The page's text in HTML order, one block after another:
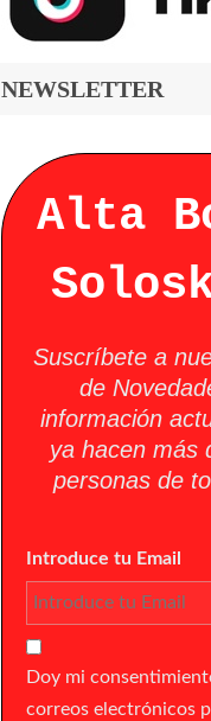
NEWSLETTER
Alta
Suscríbete a
de
información
ya hacen más
personas de
Introduce tu Email
Doy mi
correos electrónicos